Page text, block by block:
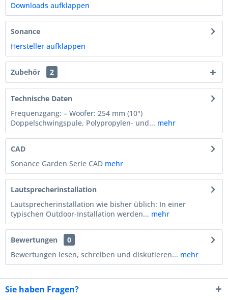
Downloads aufklappen
Sonance
Hersteller aufklappen
Zubehör 2
Technische Daten
Frequenzgang: – Woofer: 254 mm (10")
Doppelschwingspule, Polypropylen- und... mehr
CAD
Sonance Garden Serie CAD mehr
Lautsprecherinstallation
Lautsprecherinstallation wie bisher üblich: In einer
typischen Outdoor-Installation werden... mehr
Bewertungen
0
Bewertungen lesen, schreiben und diskutieren... mehr
Sie haben Fragen?